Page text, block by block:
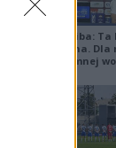
Damian Skiba: Ta
jest brutalna. Dla
to kubeł zimnej